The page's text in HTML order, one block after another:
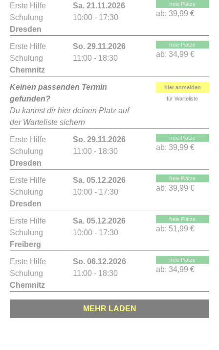
Erste Hilfe
Schulung
Dresden
Sa. 21.11.2026
10:00 - 17:30
freie Plätze
ab: 39,99 €
Erste Hilfe
Schulung
Chemnitz
So. 29.11.2026
11:00 - 18:30
freie Plätze
ab: 34,99 €
Keinen passenden Termin
gefunden?
Du kannst dir hier deinen Platz auf
der Warteliste sichern
hier anmelden
für Warteliste
Erste Hilfe
Schulung
Dresden
So. 29.11.2026
11:00 - 18:30
freie Plätze
ab: 39,99 €
Erste Hilfe
Schulung
Dresden
Sa. 05.12.2026
10:00 - 17:30
freie Plätze
ab: 39,99 €
Erste Hilfe
Schulung
Freiberg
Sa. 05.12.2026
10:00 - 17:30
freie Plätze
ab: 51,99 €
Erste Hilfe
Schulung
Chemnitz
So. 06.12.2026
11:00 - 18:30
freie Plätze
ab: 34,99 €
MEHR LADEN